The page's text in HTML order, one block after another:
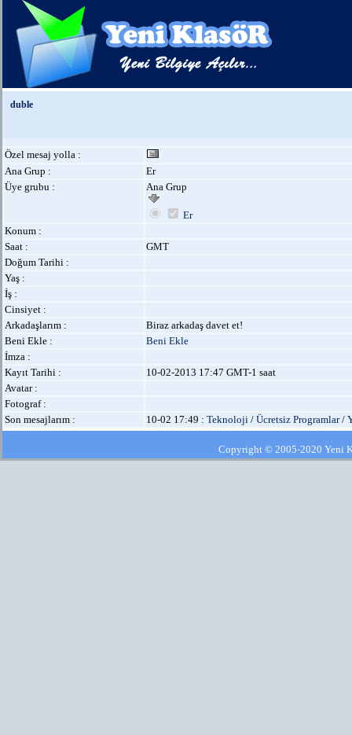
duble
Özel mesaj yolla :
Ana Grup :
Er
Üye grubu :
Ana Grup
Er
Konum :
Saat :
GMT
Doğum Tarihi :
Yaş :
İş :
Cinsiyet :
Arkadaşlarım :
Biraz arkadaş davet et!
Beni Ekle :
Beni Ekle
İmza :
Kayıt Tarihi :
10-02-2013 17:47 GMT-1 saat
Avatar :
Fotograf :
Son mesajlarım :
10-02 17:49 : Teknoloji / Ücretsiz Programlar/
Copyright © 2005-2020 Yeni